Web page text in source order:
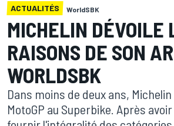
ACTUALITÉS WorldSBK
MICHELIN DÉVOILE
RAISONS DE SON
WORLDSBK
Dans moins de deux ans,
MotoGP au Superbike. Après